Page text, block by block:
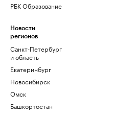
РБК Образование
Новости
регионов
Санкт-Петербург
и область
Екатеринбург
Новосибирск
Омск
Башкортостан